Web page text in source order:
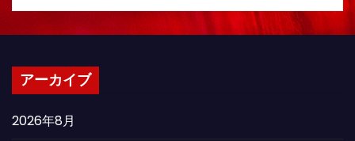
アーカイブ
2026年8月